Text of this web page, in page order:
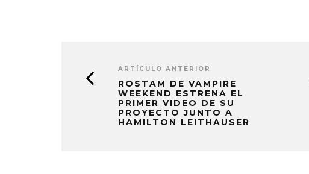
ARTÍCULO ANTERIOR
ROSTAM DE VAMPIRE
WEEKEND ESTRENA EL
PRIMER VIDEO DE SU
PROYECTO JUNTO A
HAMILTON LEITHAUSER